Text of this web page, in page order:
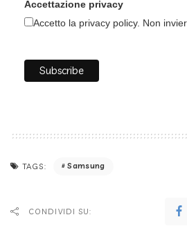
Accettazione privacy
Accetto la privacy policy. Non
TAGS: Samsung
CONDIVIDI SU: